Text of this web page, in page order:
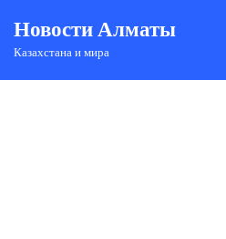
Новости Алматы
Казахстана и мира